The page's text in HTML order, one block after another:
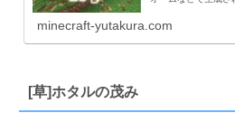
に薄い形状で設置
minecraft-yutakura.com
[草]ホタルの茂み